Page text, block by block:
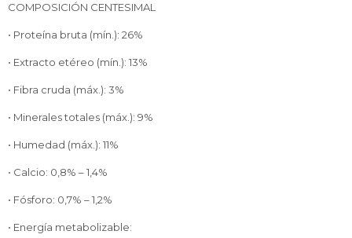
COMPOSICIÓN CENTESIMAL
• Proteína bruta (mín.): 26%
• Extracto etéreo (mín.): 13%
• Fibra cruda (máx.): 3%
• Minerales totales (máx.): 9%
• Humedad (máx.): 11%
• Calcio: 0,8% – 1,4%
• Fósforo: 0,7% – 1,2%
• Energía metabolizable: